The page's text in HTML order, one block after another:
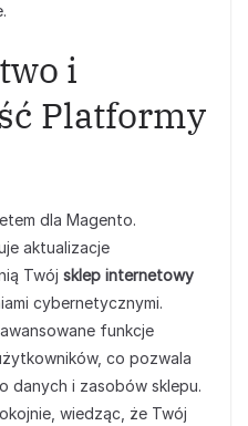
i
Platformy
dla Magento.
aktualizacje
Twój sklep internetowy
cybernetycznymi.
funkcje
co pozwala
danych i zasobów sklepu.
wiedząc, że Twój